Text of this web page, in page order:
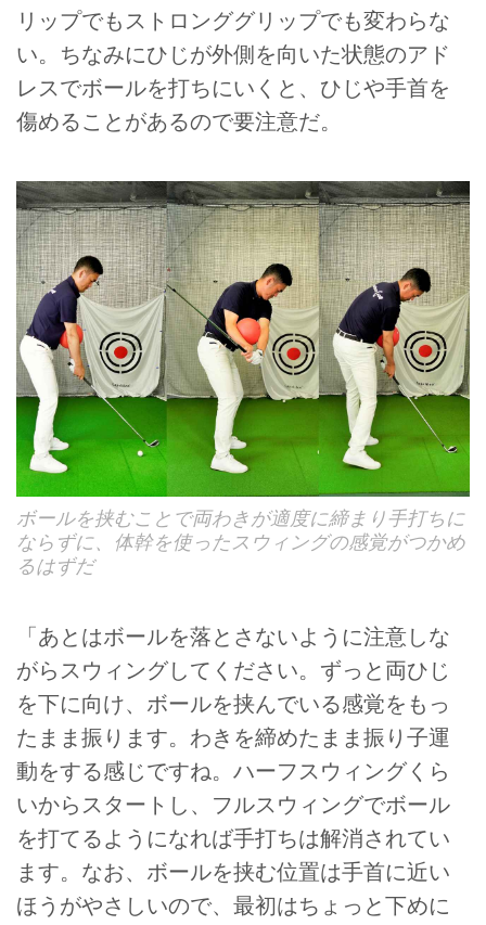
リップでもストロンググリップでも変わらな
い。ちなみにひじが外側を向いた状態のアド
レスでボールを打ちにいくと、ひじや手首を
傷めることがあるので要注意だ。
ボールを挟むことで両わきが適度に締まり手打ちに
ならずに、体幹を使ったスウィングの感覚がつかめ
るはずだ
「あとはボールを落とさないように注意しな
がらスウィングしてください。ずっと両ひじ
を下に向け、ボールを挟んでいる感覚をもっ
たまま振ります。わきを締めたまま振り子運
動をする感じですね。ハーフスウィングくら
いからスタートし、フルスウィングでボール
を打てるようになれば手打ちは解消されてい
ます。なお、ボールを挟む位置は手首に近い
ほうがやさしいので、最初はちょっと下めに